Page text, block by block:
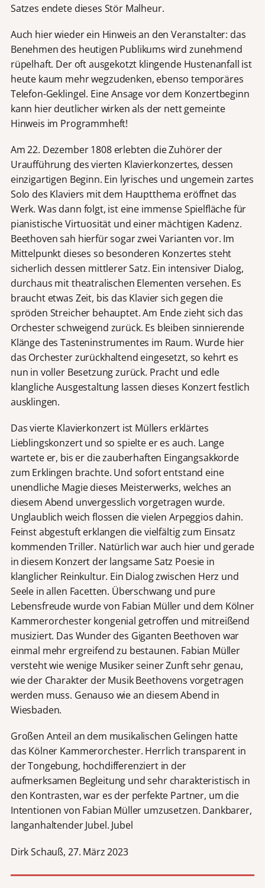
Satzes endete dieses Stör Malheur.
Auch hier wieder ein Hinweis an den Veranstalter: das
Benehmen des heutigen Publikums wird zunehmend
rüpelhaft. Der oft ausgekotzt klingende Hustenanfall ist
heute kaum mehr wegzudenken, ebenso temporäres
Telefon-Geklingel. Eine Ansage vor dem Konzertbeginn
kann hier deutlicher wirken als der nett gemeinte
Hinweis im Programmheft!
Am 22. Dezember 1808 erlebten die Zuhörer der
Uraufführung des vierten Klavierkonzertes, dessen
einzigartigen Beginn. Ein lyrisches und ungemein zartes
Solo des Klaviers mit dem Hauptthema eröffnet das
Werk. Was dann folgt, ist eine immense Spielfläche für
pianistische Virtuosität und einer mächtigen Kadenz.
Beethoven sah hierfür sogar zwei Varianten vor. Im
Mittelpunkt dieses so besonderen Konzertes steht
sicherlich dessen mittlerer Satz. Ein intensiver Dialog,
durchaus mit theatralischen Elementen versehen. Es
braucht etwas Zeit, bis das Klavier sich gegen die
spröden Streicher behauptet. Am Ende zieht sich das
Orchester schweigend zurück. Es bleiben sinnierende
Klänge des Tasteninstrumentes im Raum. Wurde hier
das Orchester zurückhaltend eingesetzt, so kehrt es
nun in voller Besetzung zurück. Pracht und edle
klangliche Ausgestaltung lassen dieses Konzert festlich
ausklingen.
Das vierte Klavierkonzert ist Müllers erklärtes
Lieblingskonzert und so spielte er es auch. Lange
wartete er, bis er die zauberhaften Eingangsakkorde
zum Erklingen brachte. Und sofort entstand eine
unendliche Magie dieses Meisterwerks, welches an
diesem Abend unvergesslich vorgetragen wurde.
Unglaublich weich flossen die vielen Arpeggios dahin.
Feinst abgestuft erklangen die vielfältig zum Einsatz
kommenden Triller. Natürlich war auch hier und gerade
in diesem Konzert der langsame Satz Poesie in
klanglicher Reinkultur. Ein Dialog zwischen Herz und
Seele in allen Facetten. Überschwang und pure
Lebensfreude wurde von Fabian Müller und dem Kölner
Kammerorchester kongenial getroffen und mitreißend
musiziert. Das Wunder des Giganten Beethoven war
einmal mehr ergreifend zu bestaunen. Fabian Müller
versteht wie wenige Musiker seiner Zunft sehr genau,
wie der Charakter der Musik Beethovens vorgetragen
werden muss. Genauso wie an diesem Abend in
Wiesbaden.
Großen Anteil an dem musikalischen Gelingen hatte
das Kölner Kammerorchester. Herrlich transparent in
der Tongebung, hochdifferenziert in der
aufmerksamen Begleitung und sehr charakteristisch in
den Kontrasten, war es der perfekte Partner, um die
Intentionen von Fabian Müller umzusetzen. Dankbarer,
langanhaltender Jubel. Jubel
Dirk Schauß, 27. März 2023